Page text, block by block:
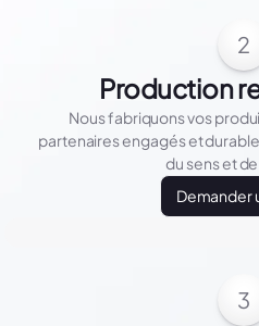
2
Production
Nous fabriquons vos
partenaires engagés et
du sens et
Demander
3